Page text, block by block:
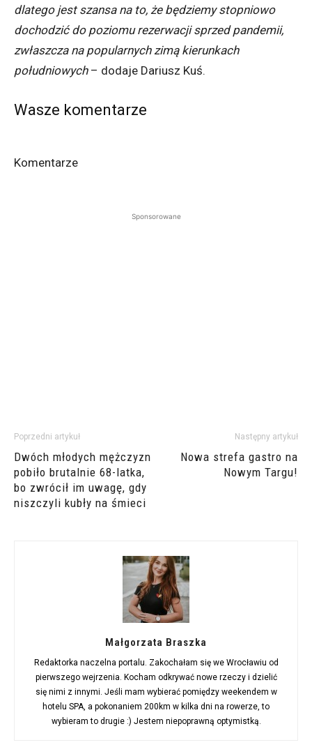
dlatego jest szansa na to, że będziemy stopniowo
dochodzić do poziomu rezerwacji sprzed pandemii,
zwłaszcza na popularnych zimą kierunkach
południowych– dodaje Dariusz Kuś.
Wasze komentarze
Komentarze
Sponsorowane
Poprzedni artykuł
Dwóch młodych mężczyzn
pobiło brutalnie 68-latka,
bo zwrócił im uwagę, gdy
niszczyli kubły na śmieci
Następny artykuł
Nowa strefa gastro na
Nowym Targu!
Małgorzata Braszka
Redaktorka naczelna portalu. Zakochałam się we Wrocławiu od
pierwszego wejrzenia. Kocham odkrywać nowe rzeczy i dzielić
się nimi z innymi. Jeśli mam wybierać pomiędzy weekendem w
hotelu SPA, a pokonaniem 200km w kilka dni na rowerze, to
wybieram to drugie :) Jestem niepoprawną optymistką.